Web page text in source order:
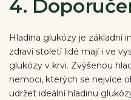
4.
Hladina glukózy je základní
zdraví století lidé mají i ve
glukózy v krvi. Zvýšenou
nemoci, kterých se nejvíce
udržet ideální hladinu